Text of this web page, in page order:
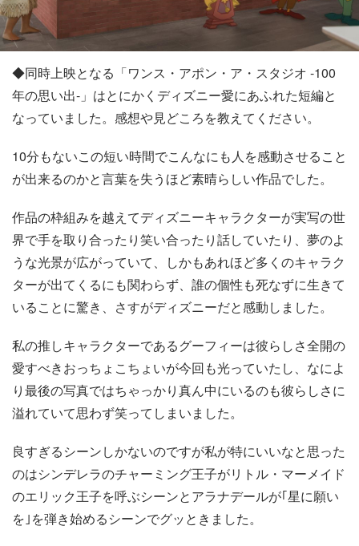
◆同時上映となる「ワンス・アポン・ア・スタジオ -100
年の思い出-」はとにかくディズニー愛にあふれた短編と
なっていました。感想や見どころを教えてください。
10分もないこの短い時間でこんなにも人を感動させること
が出来るのかと言葉を失うほど素晴らしい作品でした。
作品の枠組みを越えてディズニーキャラクターが実写の世
界で手を取り合ったり笑い合ったり話していたり、夢のよ
うな光景が広がっていて、しかもあれほど多くのキャラク
ターが出てくるにも関わらず、誰の個性も死なずに生きて
いることに驚き、さすがディズニーだと感動しました。
私の推しキャラクターであるグーフィーは彼らしさ全開の
愛すべきおっちょこちょいが今回も光っていたし、なによ
り最後の写真ではちゃっかり真ん中にいるのも彼らしさに
溢れていて思わず笑ってしまいました。
良すぎるシーンしかないのですが私が特にいいなと思った
のはシンデレラのチャーミング王子がリトル・マーメイド
のエリック王子を呼ぶシーンとアラナデールが｢星に願い
を｣を弾き始めるシーンでグッときました。